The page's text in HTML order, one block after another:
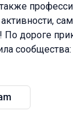
По дороге